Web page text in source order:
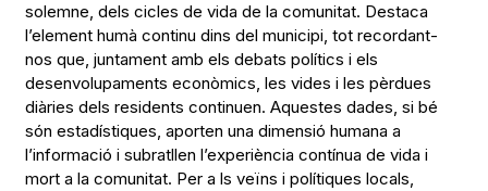
solemne, dels cicles de vida de la comunitat. Destaca
l’element humà continu dins del municipi, tot recordant-
nos que, juntament amb els debats polítics i els
desenvolupaments econòmics, les vides i les pèrdues
diàries dels residents continuen. Aquestes dades, si bé
són estadístiques, aporten una dimensió humana a
l’informació i subratllen l’experiència contínua de vida i
mort a la comunitat. Per a ls veïns i polítiques locals,